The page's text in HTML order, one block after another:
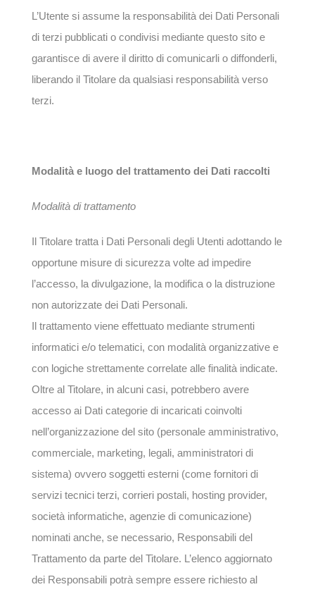
L’Utente si assume la responsabilità dei Dati Personali
di terzi pubblicati o condivisi mediante questo sito e
garantisce di avere il diritto di comunicarli o diffonderli,
liberando il Titolare da qualsiasi responsabilità verso
terzi.
Modalità e luogo del trattamento dei Dati raccolti
Modalità di trattamento
Il Titolare tratta i Dati Personali degli Utenti adottando le
opportune misure di sicurezza volte ad impedire
l’accesso, la divulgazione, la modifica o la distruzione
non autorizzate dei Dati Personali.
Il trattamento viene effettuato mediante strumenti
informatici e/o telematici, con modalità organizzative e
con logiche strettamente correlate alle finalità indicate.
Oltre al Titolare, in alcuni casi, potrebbero avere
accesso ai Dati categorie di incaricati coinvolti
nell’organizzazione del sito (personale amministrativo,
commerciale, marketing, legali, amministratori di
sistema) ovvero soggetti esterni (come fornitori di
servizi tecnici terzi, corrieri postali, hosting provider,
società informatiche, agenzie di comunicazione)
nominati anche, se necessario, Responsabili del
Trattamento da parte del Titolare. L’elenco aggiornato
dei Responsabili potrà sempre essere richiesto al